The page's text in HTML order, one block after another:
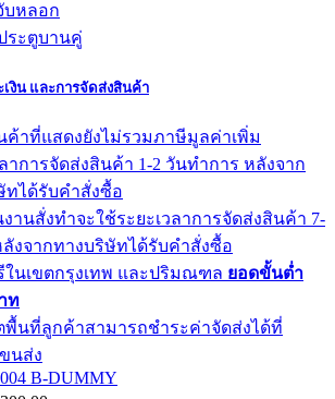
บหลอก
ระตูบานคู่
เงิน และการจัดส่งสินค้า
ค้าที่แสดงยังไม่รวมภาษีมูลค่าเพิ่ม
ลาการจัดส่งสินค้า 1-2 วันทำการ หลังจาก
ทได้รับคำสั่งซื้อ
านสั่งทำจะใช้ระยะเวลาการจัดส่งสินค้า 7-
ลังจากทางบริษัทได้รับคำสั่งซื้อ
ในเขตกรุงเทพ และปริมณฑล ยอดขั้นต่ำ
ท
พื้นที่ลูกค้าสามารถชำระค่าจัดส่งได้ที่
นส่ง
B-DUMMY